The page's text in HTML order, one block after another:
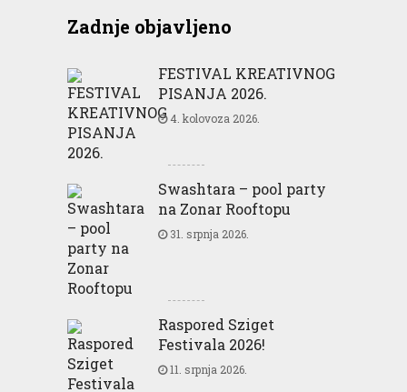
Zadnje objavljeno
FESTIVAL KREATIVNOG
PISANJA 2026.
4. kolovoza 2026.
Swashtara – pool party
na Zonar Rooftopu
31. srpnja 2026.
Raspored Sziget
Festivala 2026!
11. srpnja 2026.